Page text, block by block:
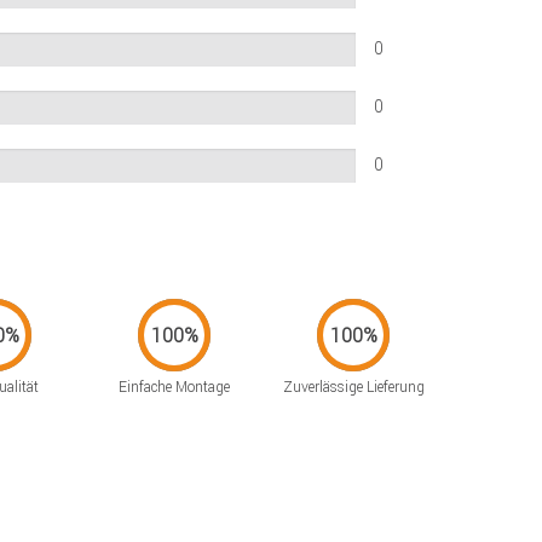
0
0
0
Einfache Montage Zuverlässige Lieferung